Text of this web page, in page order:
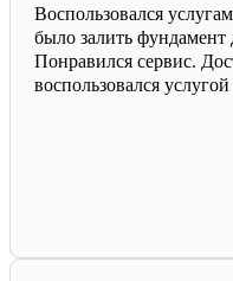
Воспользовался
было залить
Понравился сервис.
воспользовался